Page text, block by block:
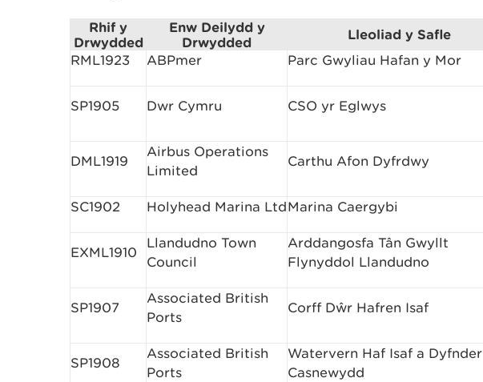
Rhif y
Drwydded
Enw Deilydd y
Drwydded
Lleoliad y Safle
RML1923 ABPmer Parc Gwyliau Hafan y Mor
SP1905 Dwr Cymru CSO yr Eglwys
DML1919
Airbus Operations
Limited
Carthu Afon Dyfrdwy
SC1902 Holyhead Marina LtdMarina Caergybi
EXML1910
Llandudno Town
Council
Arddangosfa Tân Gwyllt
Flynyddol Llandudno
SP1907
Associated British
Ports
Corff Dŵr Hafren Isaf
SP1908
Associated British
Ports
Watervern Haf Isaf a Dyfnder
Casnewydd